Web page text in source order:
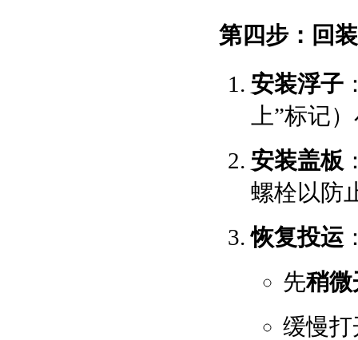
第四步：回
安装浮子
上”标记
安装盖板
螺栓以防
恢复投运
先稍微
缓慢